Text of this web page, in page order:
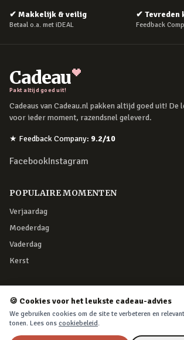
✔ Makkelijk & veilig
Betaal o.a. met iDEAL
✔ Tevreden
Feedback
Cadeau
Pakt altijd goed uit!
Cadeaus van Cadeau.nl pakken altijd goed uit! De
voor ieder moment, razendsnel geleverd.
★ Feedback Company: 9.2/10
FacebookInstagram
POPULAIRE MOMENTEN
Verjaardag
Moederdag
Vaderdag
Kerst
Klantenservice
Retourneren
🍪 Cookies voor het leukste cadeau-advies
We gebruiken cookies om de site te verbeteren en
tonen. Lees ons cookiebeleid.